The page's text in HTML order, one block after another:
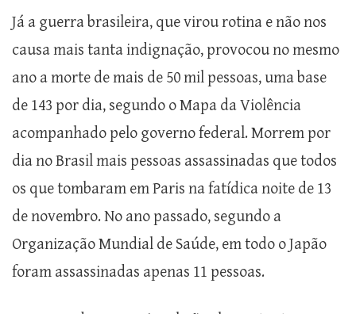
Já a guerra brasileira, que virou rotina e não nos
causa mais tanta indignação, provocou no mesmo
ano a morte de mais de 50 mil pessoas, uma base
de 143 por dia, segundo o Mapa da Violência
acompanhado pelo governo federal. Morrem por
dia no Brasil mais pessoas assassinadas que todos
os que tombaram em Paris na fatídica noite de 13
de novembro. No ano passado, segundo a
Organização Mundial de Saúde, em todo o Japão
foram assassinadas apenas 11 pessoas.